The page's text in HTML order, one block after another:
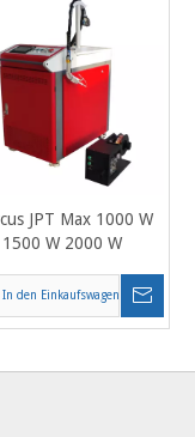
JPT Max 1000 W
1500 W 2000 W
mit
Drahtzuführung
In den Einkaufswagen